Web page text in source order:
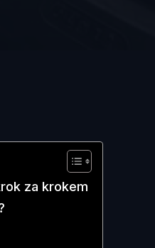
za krokem